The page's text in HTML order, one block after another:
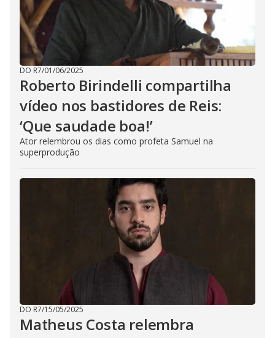
DO R7/01/06/2025
Roberto Birindelli compartilha
vídeo nos bastidores de Reis:
‘Que saudade boa!’
Ator relembrou os dias como profeta Samuel na
superprodução
DO R7/15/05/2025
Matheus Costa relembra